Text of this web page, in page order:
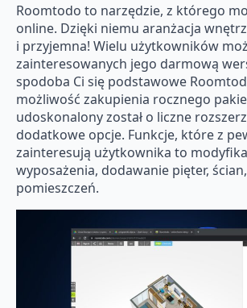
Roomtodo to narzędzie, z którego
online. Dzięki niemu aranżacja
i przyjemna! Wielu użytkowników
zainteresowanych jego darmową
spodoba Ci się podstawowe
możliwość zakupienia rocznego
udoskonalony został o liczne
dodatkowe opcje. Funkcje, które z
zainteresują użytkownika to
wyposażenia, dodawanie pięter, ścian,
pomieszczeń.